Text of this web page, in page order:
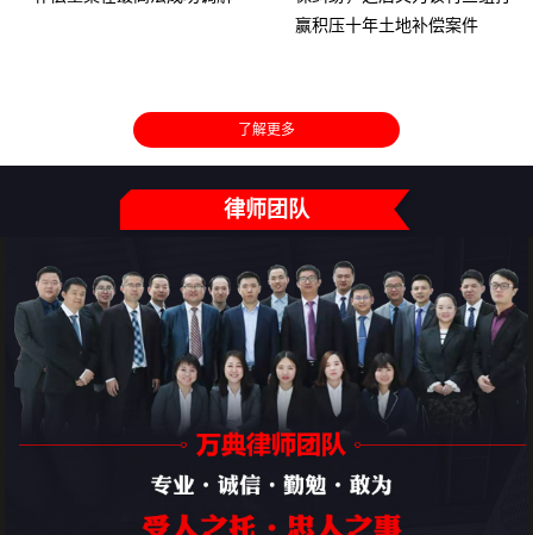
赢积压十年土地补偿案件
了解更多
律师团队